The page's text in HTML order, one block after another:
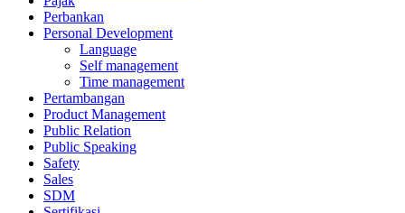
Perbankan
Personal Development
Language
Self management
Time management
Pertambangan
Product Management
Public Relation
Public Speaking
Safety
Sales
SDM